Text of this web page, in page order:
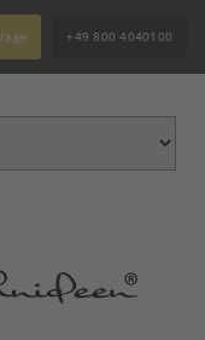
+49 800 4040100